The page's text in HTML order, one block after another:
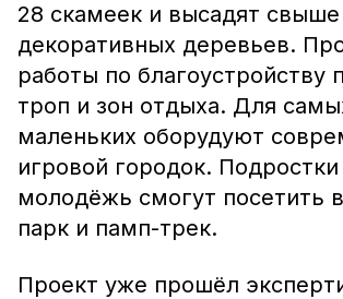
28 скамеек и высадят свыше
декоративных деревьев.
работы по благоустройству
троп и зон отдыха. Для
маленьких оборудуют
игровой городок. Подростки
молодёжь смогут посетить
парк и памп-трек.
Проект уже прошёл